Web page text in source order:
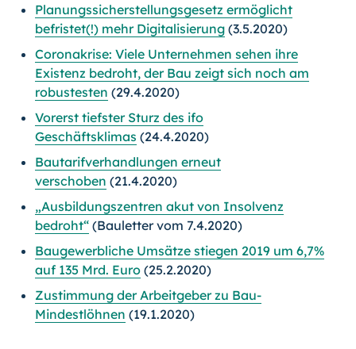
Planungssicherstellungsgesetz ermöglicht
befristet(!) mehr Digitalisierung (3.5.2020)
Coronakrise: Viele Unternehmen sehen ihre
Existenz bedroht, der Bau zeigt sich noch am
robustesten (29.4.2020)
Vorerst tiefster Sturz des ifo
Geschäftsklimas (24.4.2020)
Bautarifverhandlungen erneut
verschoben (21.4.2020)
„Ausbildungszentren akut von Insolvenz
bedroht“ (Bauletter vom 7.4.2020)
Baugewerbliche Umsätze stiegen 2019 um 6,7%
auf 135 Mrd. Euro (25.2.2020)
Zustimmung der Arbeitgeber zu Bau-
Mindestlöhnen (19.1.2020)